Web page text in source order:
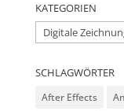
KATEGORIEN
Kategorien
SCHLAGWÖRTER
After Effects